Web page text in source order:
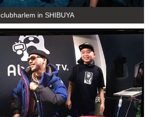
clubharlem in SHIBUYA